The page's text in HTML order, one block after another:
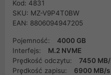
Kod: 4831
SKU: MZ-V9P4T0BW
EAN: 8806094947205
Pojemność:
4000 GB
Interfejs:
M.2 NVME
Prędkość odczytu:
7450
Prędkość zapisu:
6900 MB/s